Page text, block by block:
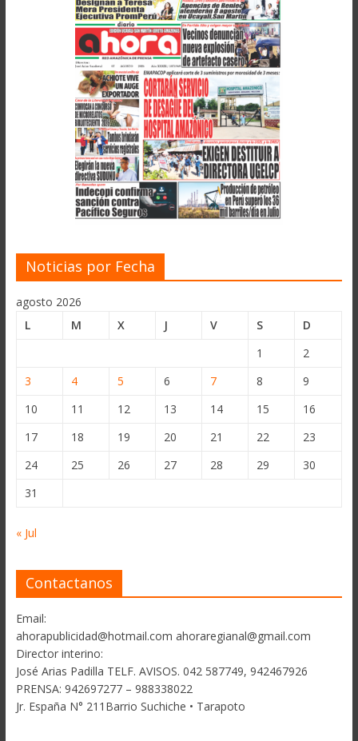
Noticias por Fecha
agosto 2026
L
M X J V S
D
1
2
3
4 5 6 7 8
9
10
11 12 13 14 15
16
17
18 19 20 21 22
23
24
25 26 27 28 29
30
31
« Jul
Contactanos
Email:
ahorapublicidad@hotmail.com ahoraregianal@gmail.com
Director interino:
José Arias Padilla TELF. AVISOS. 042 587749, 942467926
PRENSA: 942697277 – 988338022
Jr. España N° 211Barrio Suchiche • Tarapoto